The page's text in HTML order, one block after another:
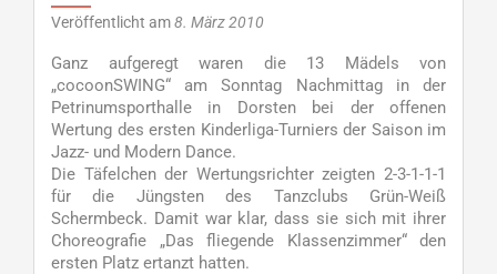
Veröffentlicht am8. März 2010
Ganz aufgeregt waren die 13 Mädels von
„cocoonSWING“ am Sonntag Nachmittag in der
Petrinumsporthalle in Dorsten bei der offenen
Wertung des ersten Kinderliga-Turniers der Saison im
Jazz- und Modern Dance.
Die Täfelchen der Wertungsrichter zeigten 2-3-1-1-1
für die Jüngsten des Tanzclubs Grün-Weiß
Schermbeck. Damit war klar, dass sie sich mit ihrer
Choreografie „Das fliegende Klassenzimmer“ den
ersten Platz ertanzt hatten.